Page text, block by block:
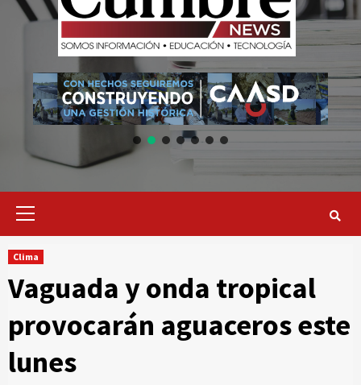
Primary
Clima
Vaguada y onda tropical
provocarán aguaceros este
lunes